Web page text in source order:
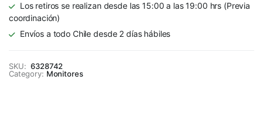
Los retiros se realizan desde las 15:00 a las 19:00 hrs (Previa
coordinación)
Envíos a todo Chile desde 2 días hábiles
SKU: 6328742
Category: Monitores